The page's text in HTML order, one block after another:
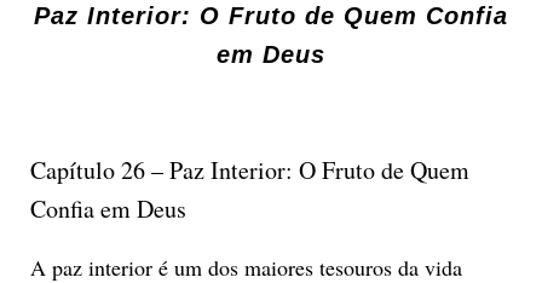
Paz Interior: O Fruto de Quem Confia
em Deus
Capítulo 26 – Paz Interior: O Fruto de Quem
Confia em Deus
A paz interior é um dos maiores tesouros da vida